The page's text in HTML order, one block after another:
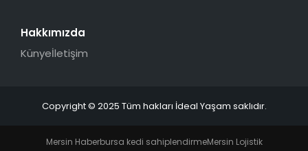
Hakkımızda
Künyeİletişim
Copyright © 2025 Tüm hakları İdeal Yaşam saklıdır.
Mersin Haberbursa kedi sahiplendirmeMersin Lojistik